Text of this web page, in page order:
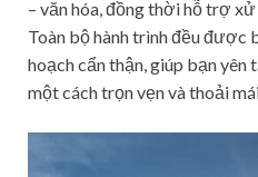
– văn hóa, đồng thời hỗ trợ
Toàn bộ hành trình đều được
hoạch cẩn thận, giúp bạn yên
một cách trọn vẹn và thoải